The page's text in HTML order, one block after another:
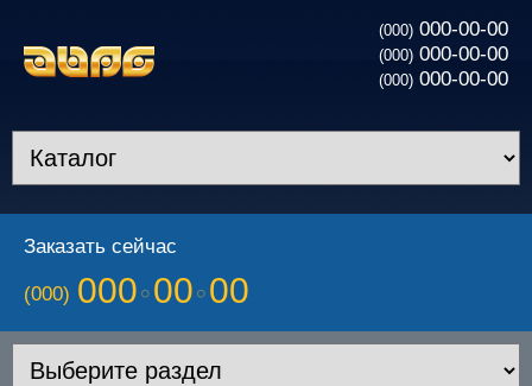
(000) 000-00-00
(000) 000-00-00
(000) 000-00-00
Заказать сейчас
(000) 000 00 00